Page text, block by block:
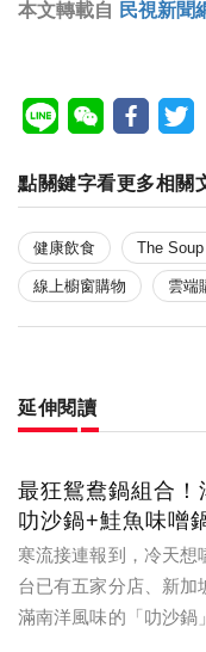
本文轉載自 民視新聞
點關鍵字看更多相關
健康飲食 The
線上櫥窗購物 雲端
延伸閱讀
最狂鴛鴦鍋組合
叻沙鍋+鮭魚味噌
寒流接連報到，冷天想
台已有五家分店、新加
滿南洋風味的「叻沙鍋